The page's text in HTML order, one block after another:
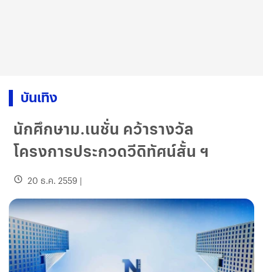
บันเทิง
นักศึกษาม.เนชั่น คว้ารางวัล
โครงการประกวดวีดิทัศน์สั้น ฯ
20 ธ.ค. 2559 |